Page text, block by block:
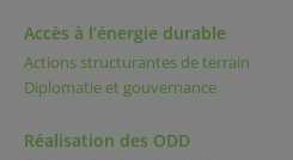
Accès à l’énergie durable
Actions structurantes de terrain
Diplomatie et gouvernance
Réalisation des ODD